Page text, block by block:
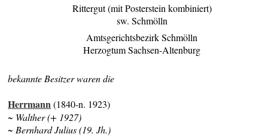
Rittergut (mit Posterstein kombiniert)
sw. Schmölln
Amtsgerichtsbezirk Schmölln
Herzogtum Sachsen-Altenburg
bekannte Besitzer waren die
Herrmann(1840-n. 1923)
~ Walther (+ 1927)
~ Bernhard Julius (19. Jh.)